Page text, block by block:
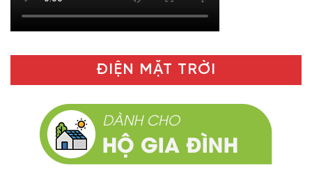
ĐIỆN MẶT TRỜI